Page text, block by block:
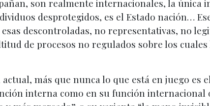
son realmente internacionales, la única
desprotegidos, es el Estado nación…
descontroladas, no representativas, no
de procesos no regulados sobre los cuales
más que nunca lo que está en juego es
interna como en su función internacional